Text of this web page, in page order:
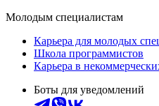
Молодым специалистам
Карьера для молодых
Школа программистов
Карьера в
Боты для уведомлений